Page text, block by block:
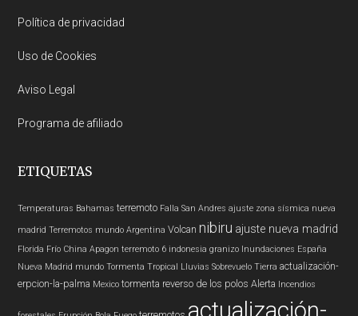
Política de privacidad
Uso de Cookies
Aviso Legal
Programa de afiliado
ETIQUETAS
Temperaturas Bahamas terremoto Falla San Andres ajuste zona sísmica nueva
madrid Terremotos mundo Argentina Volcan nibiru ajuste nueva madrid
Florida Frío China Apagon terremoto 6 indonesia granizo Inundaciones España
Nueva Madrid mundo Tormenta Tropical Lluvias Sobrevuelo Tierra actualización-
erpcion-la-palma Mexico tormenta reverso de los polos Alerta Incendios
actualización-